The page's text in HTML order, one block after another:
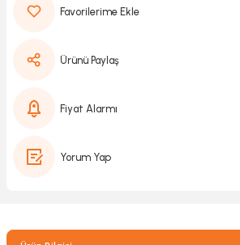
Ürünü Paylaş
Fiyat Alarmı
Yorum Yap